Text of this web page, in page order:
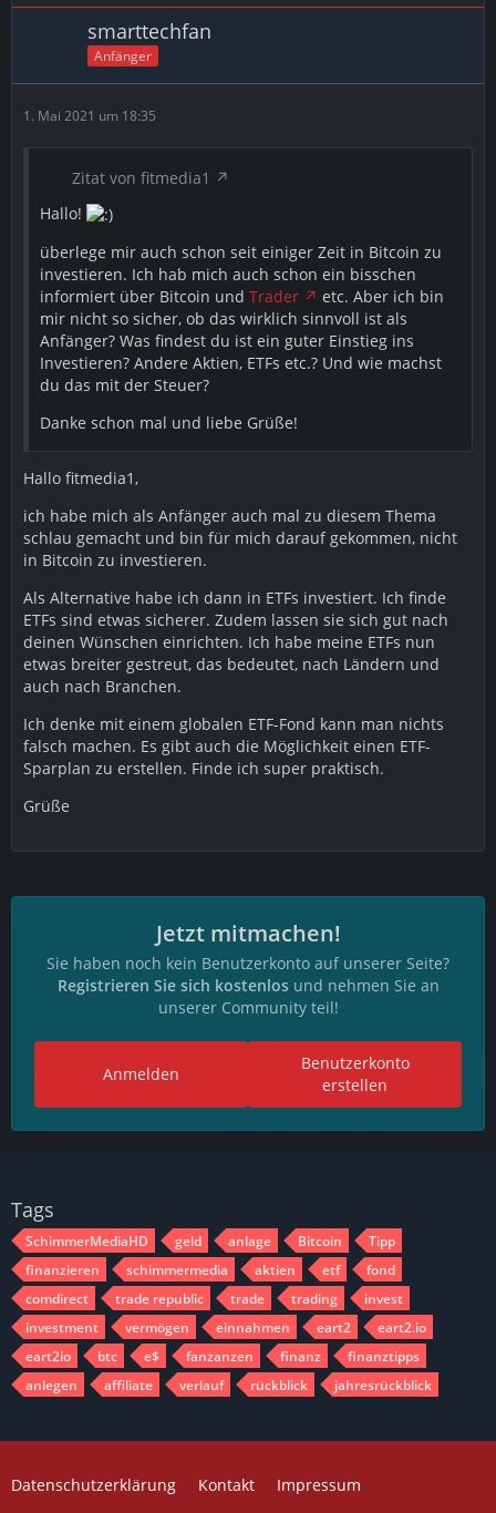
smarttechfan
Anfänger
1. Mai 2021 um 18:35
Zitat von fitmedia1
Hallo!
überlege mir auch schon seit einiger Zeit in Bitcoin zu
investieren. Ich hab mich auch schon ein bisschen
informiert über Bitcoin und Trader
etc. Aber ich bin
mir nicht so sicher, ob das wirklich sinnvoll ist als
Anfänger? Was findest du ist ein guter Einstieg ins
Investieren? Andere Aktien, ETFs etc.? Und wie machst
du das mit der Steuer?
Danke schon mal und liebe Grüße!
Hallo fitmedia1,
ich habe mich als Anfänger auch mal zu diesem Thema
schlau gemacht und bin für mich darauf gekommen, nicht
in Bitcoin zu investieren.
Als Alternative habe ich dann in ETFs investiert. Ich finde
ETFs sind etwas sicherer. Zudem lassen sie sich gut nach
deinen Wünschen einrichten. Ich habe meine ETFs nun
etwas breiter gestreut, das bedeutet, nach Ländern und
auch nach Branchen.
Ich denke mit einem globalen ETF-Fond kann man nichts
falsch machen. Es gibt auch die Möglichkeit einen ETF-
Sparplan zu erstellen. Finde ich super praktisch.
Grüße
Jetzt mitmachen!
Sie haben noch kein Benutzerkonto auf unserer Seite?
Registrieren Sie sich kostenlosund nehmen Sie an
unserer Community teil!
Benutzerkonto
erstellen
Anmelden
Tags
SchimmerMediaHD geld anlage Bitcoin
Tipp
finanzieren
schimmermedia aktien etf
fond
comdirect
trade republic trade trading
invest
investment
vermögen einnahmen eart2
eart2.io
eart2io
btc e$ fanzanzen finanz
finanztipps
anlegen
affiliate verlauf rückblick jahresrückblick
Datenschutzerklärung Kontakt Impressum